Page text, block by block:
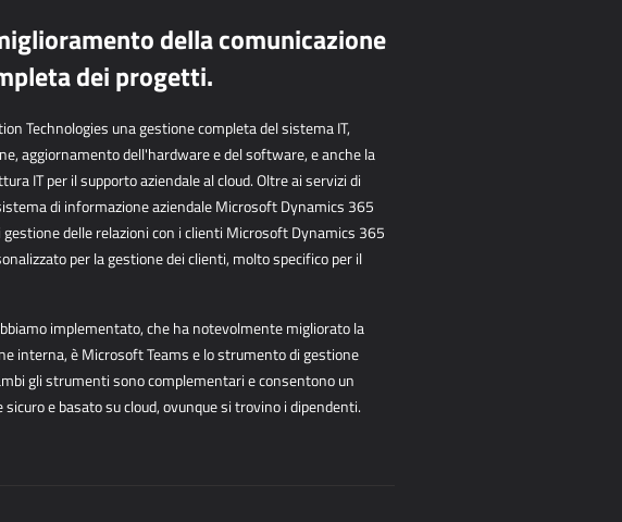
della comunicazione
dei progetti.
Technologies una gestione completa del sistema IT,
aggiornamento dell'hardware e del software, e anche la
IT per il supporto aziendale al cloud. Oltre ai servizi di
di informazione aziendale Microsoft Dynamics 365
delle relazioni con i clienti Microsoft Dynamics 365
per la gestione dei clienti, molto specifico per il
implementato, che ha notevolmente migliorato la
interna, è Microsoft Teams e lo strumento di gestione
gli strumenti sono complementari e consentono un
e basato su cloud, ovunque si trovino i dipendenti.